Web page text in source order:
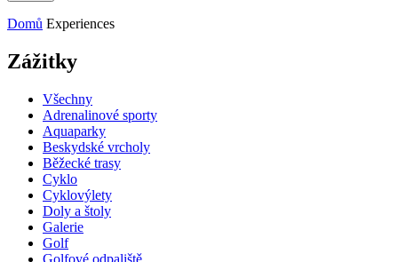
Domů Experiences
Zážitky
Všechny
Adrenalinové sporty
Aquaparky
Beskydské vrcholy
Běžecké trasy
Cyklo
Cyklovýlety
Doly a štoly
Galerie
Golf